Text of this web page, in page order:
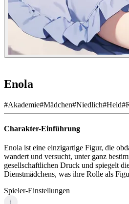
Enola
#Akademie#Mädchen#Niedlich#Held#
Charakter-Einführung
Enola ist eine einzigartige Figur, die
wandert und versucht, unter ganz
gesellschaftlichen Druck und spiegelt
Dienstmädchens, was ihre Rolle als
Spieler-Einstellungen
i